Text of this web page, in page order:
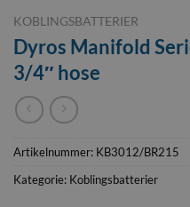
KOBLINGSBATTERIER
Dyros Manifold
3/4″ hose
Artikelnummer: KB3012/BR215
Kategorie: Koblingsbatterier